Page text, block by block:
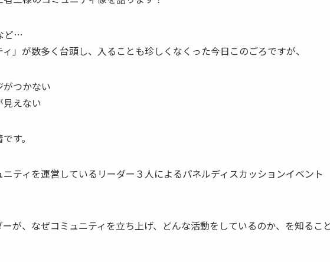
ど…
」が数多く台頭し、入ることも珍しくなくった今日このごろですが、
がつかない
見えない
す。
ティを運営しているリーダー３人によるパネルディスカッションイベント
が、なぜコミュニティを立ち上げ、どんな活動をしているのか、を知るこ